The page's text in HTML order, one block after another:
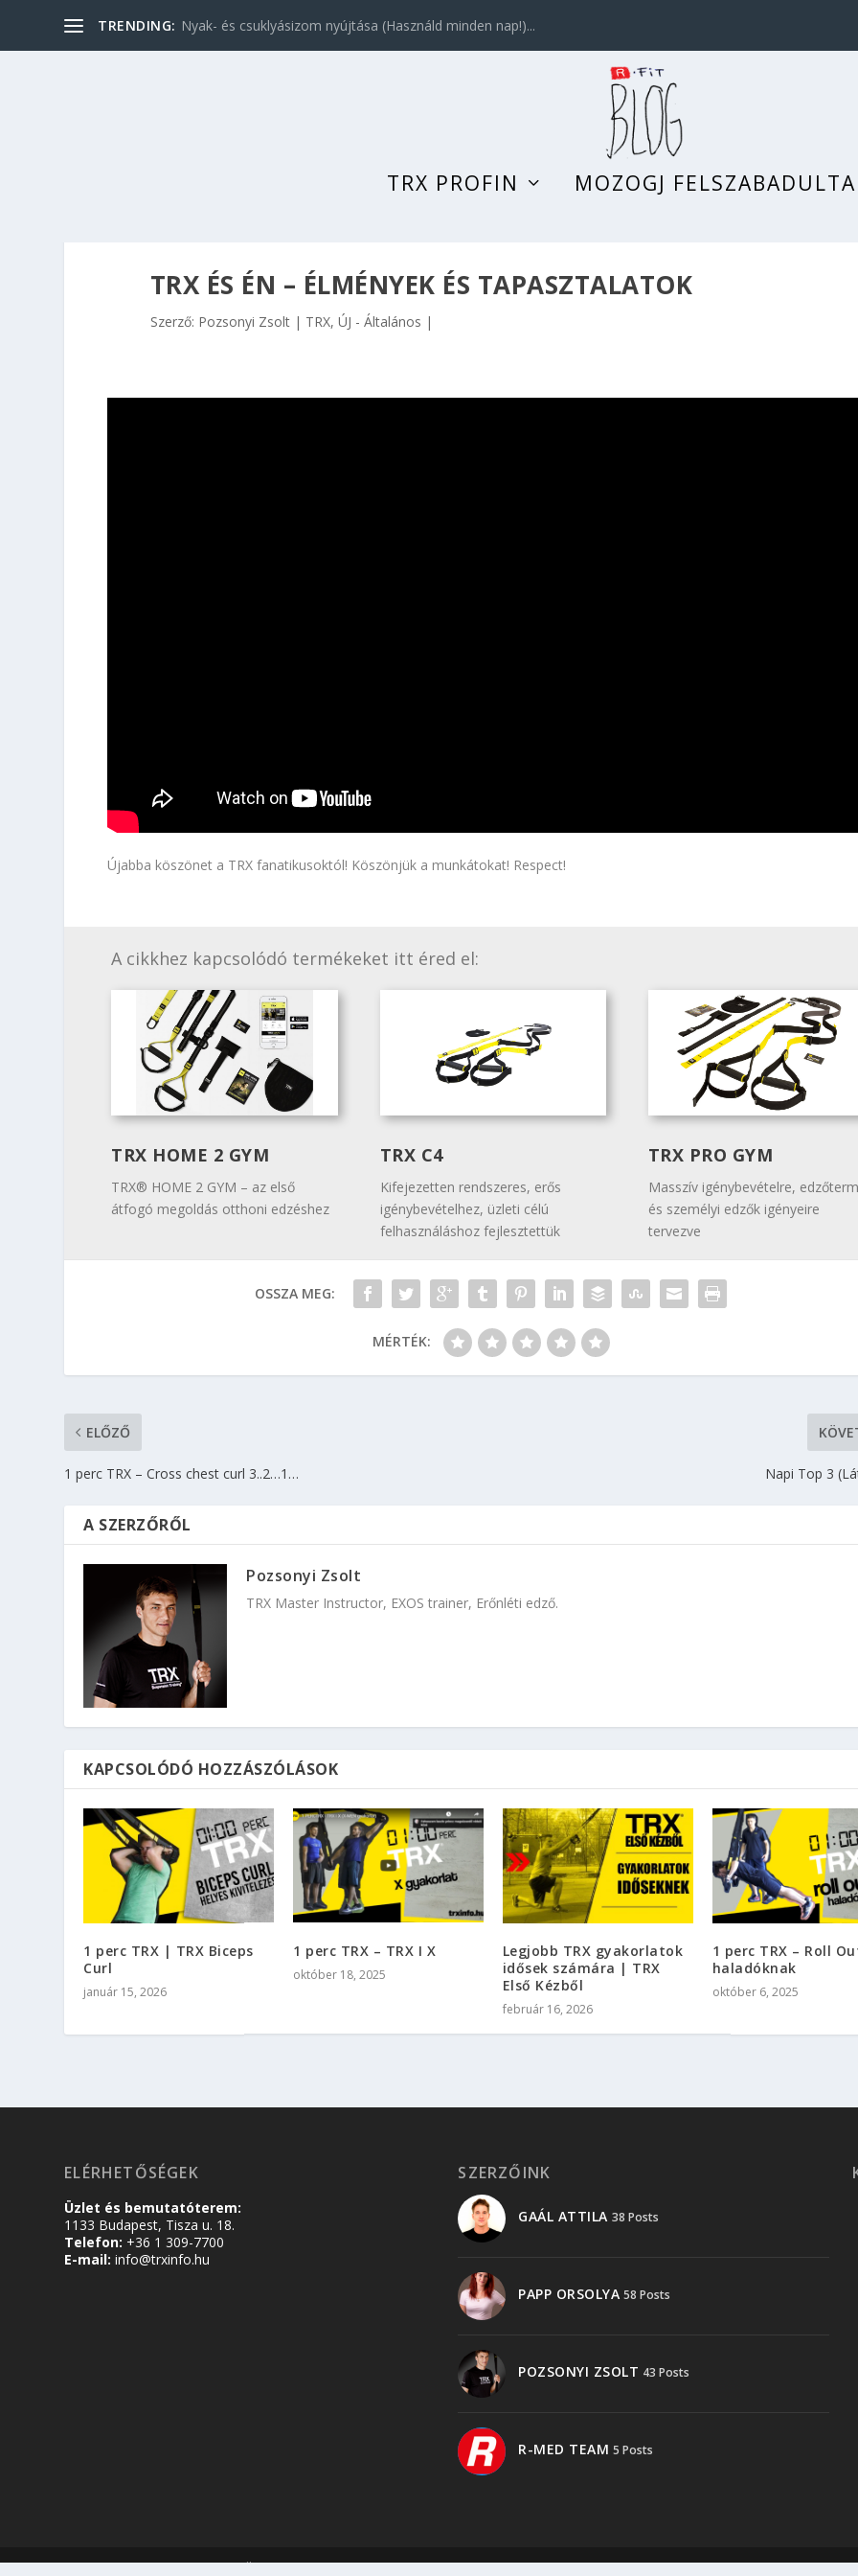
TRENDING: Nyak- és csuklyásizom nyújtása (Használd minden nap!)...
TRX PROFIN MOZOGJ
TRX ÉS ÉN – ÉLMÉNYEK ÉS TAPASZTALATOK
Szerző: Pozsonyi Zsolt TRX, ÚJ - Általános
Újabba köszönet a TRX fanatikusoktól! Köszönjük a munkátokat! Respect!
A cikkhez kapcsolódó termékeket itt éred el:
TRX HOME 2 GYM
TRX® HOME 2 GYM – az első
átfogó megoldás otthoni edzéshez
TRX C4
Kifejezetten rendszeres, erős
igénybevételhez, üzleti célú
felhasználáshoz fejlesztettük
TRX PRO GYM
Masszív igénybevételre,
és személyi edzők igényeire
tervezve
OSSZA MEG:
MÉRTÉK:
ELŐZŐ
1 perc TRX – Cross chest curl 3..2…1… Napi Top 3
A SZERZŐRŐL
Pozsonyi Zsolt
TRX Master Instructor, EXOS trainer, Erőnléti edző.
KAPCSOLÓDÓ HOZZÁSZÓLÁSOK
1 perc TRX | TRX Biceps
Curl
január 15, 2026
1 perc TRX – TRX I X
október 18, 2025
Legjobb TRX gyakorlatok
idősek számára | TRX
Első Kézből
február 16, 2026
1 perc TRX – Roll
haladóknak
október 6, 2025
ELÉRHETŐSÉGEK
Üzlet és bemutatóterem:
1133 Budapest, Tisza u. 18.
Telefon: +36 1 309-7700
E-mail: info@trxinfo.hu
SZERZŐINK
GAÁL ATTILA 38 Posts
PAPP ORSOLYA 58 Posts
POZSONYI ZSOLT 43 Posts
R-MED TEAM 5 Posts
Tervezte: | Üzemeltető: